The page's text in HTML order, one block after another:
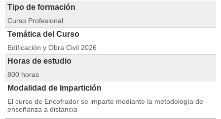
Tipo de formación
Curso Profesional
Temática del Curso
Edificación y Obra Civil 2026
Horas de estudio
800 horas
Modalidad de Impartición
El curso de Encofrador se imparte mediante la metodología de
enseñanza a distancia